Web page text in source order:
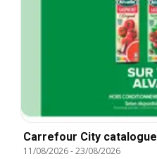
Carrefour City catalogue
11/08/2026-23/08/2026